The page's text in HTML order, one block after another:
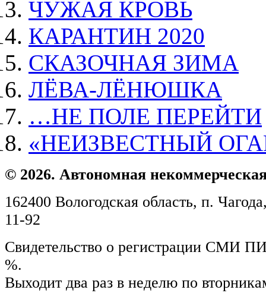
ЧУЖАЯ КРОВЬ
КАРАНТИН 2020
СКАЗОЧНАЯ ЗИМА
ЛЁВА-ЛЁНЮШКА
…НЕ ПОЛЕ ПЕРЕЙТИ
«НЕИЗВЕСТНЫЙ
© 2026. Автономная
162400 Вологодская область, п.
11-92
Свидетельство о регистрации СМИ
%.
Выходит два раз в неделю по